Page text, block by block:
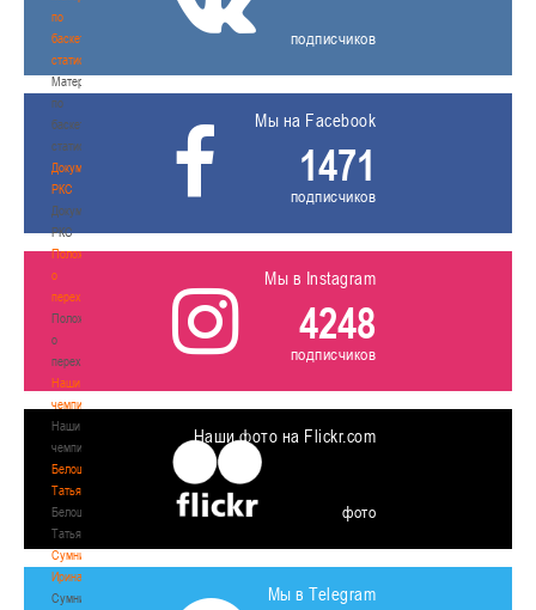
по
баскетбольной
статистике
Материалы
по
баскетбольной
статистике
Документы
РКС
Документы
РКС
Положение
о
переходах
Положение
о
переходах
Наши
чемпионы
Наши
чемпионы
Белошапко
Татьяна
Белошапко
Татьяна
Сумникова
Ирина
Сумникова
подписчиков
Мы на Facebook
1471
подписчиков
Мы в Instagram
4248
подписчиков
Наши фото на Flickr.com
фото
Мы в Telegram